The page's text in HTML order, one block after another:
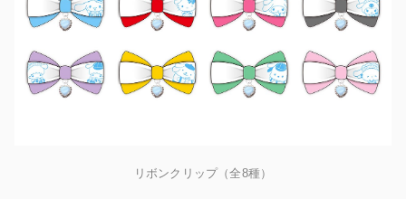
リボンクリップ（全8種）